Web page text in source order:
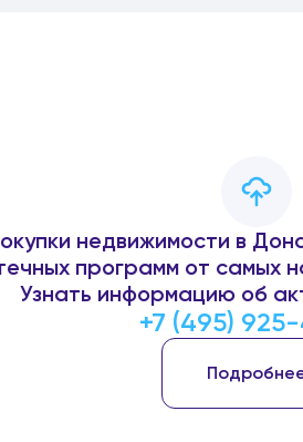
недвижимости в
программ от самых
Узнать информацию об
+7 (495)